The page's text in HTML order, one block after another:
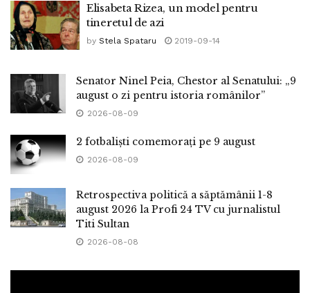
Elisabeta Rizea, un model pentru
tineretul de azi
by Stela Spataru 2019-09-14
Senator Ninel Peia, Chestor al Senatului: „9
august o zi pentru istoria românilor”
2026-08-09
2 fotbaliști comemorați pe 9 august
2026-08-09
Retrospectiva politică a săptămânii 1-8
august 2026 la Profi 24 TV cu jurnalistul
Titi Sultan
2026-08-08